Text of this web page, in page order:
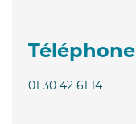
Téléphone
01 30 42 61 14